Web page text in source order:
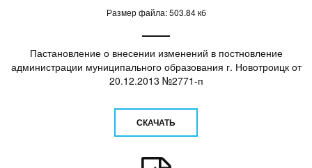
Размер файла: 503.84 кб
Пастановление о внесении изменений в постновление
администрации муниципального образования г. Новотроицк от
20.12.2013 №2771-п
СКАЧАТЬ